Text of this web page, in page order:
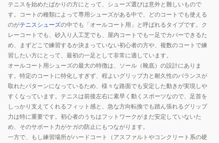
テニスを始めたばかりの方にとって、シューズ選びは意外と難しいもので
す。コートの種類によって専用シューズがある中で、どのコートでも使える
のがテニスシューズの中でも「オールコート用」と呼ばれるタイプです。ク
レーコートでも、砂入り人工芝でも、屋内コートでも一足でカバーできるた
め、まずどこで練習するか決まっていない初心者の方や、複数のコートで練
習したい方にとって、最初の一足として非常に適しています。
オールコート用シューズの最大の特徴は、ソール（靴底）の設計にありま
す。特定のコートに特化しすぎず、程よいグリップ力と耐久性のバランスが
取れたパターンになっているため、様々な路面でも安定した動きが実現しや
すくなっています。テニスは前後左右に素早く動くスポーツなので、足首を
しっかり支えてくれるフィット感と、急な方向転換でも踏ん張れるグリップ
力は特に重要です。初心者のうちはフットワークがまだ安定していないた
め、そのサポート力がケガの防止にもつながります。
一方で、もし練習場所がハードコート（アスファルトやコンクリート系の硬